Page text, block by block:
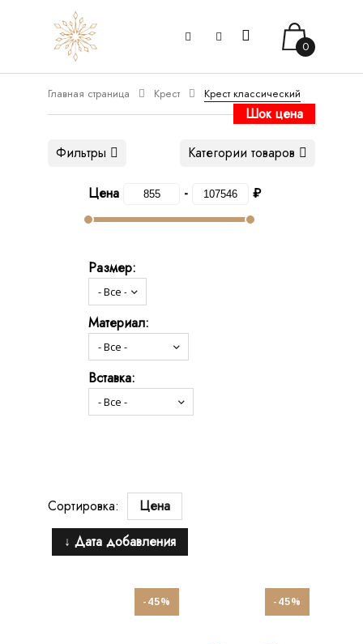
0
Главная страница Крест Крест классический
Шок цена
Категории товаров
Фильтры
Цена - ₽
Размер:
Материал:
Вставка:
Сортировка:
Цена
↓ Дата добавления
-45% -45%